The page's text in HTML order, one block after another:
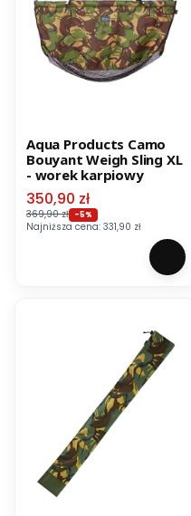
Aqua Products Camo
Bouyant Weigh Sling XL
- worek karpiowy
Cena promocyjna
350,90 zł
369,90 zł -5%
Najniższa cena: 331,90 zł